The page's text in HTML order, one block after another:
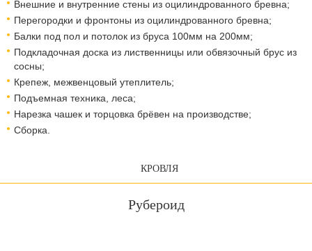
Внешние и внутренние стены из оцилиндрованного бревна;
Перегородки и фронтоны из оцилиндрованного бревна;
Балки под пол и потолок из бруса 100мм на 200мм;
Подкладочная доска из лиственницы или обвязочный брус из
сосны;
Крепеж, межвенцовый утеплитель;
Подъемная техника, леса;​​​​​​​
Нарезка чашек и торцовка брёвен на производстве;
Сборка.
КРОВЛЯ
Рубероид